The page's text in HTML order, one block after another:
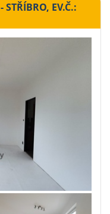
- STŘÍBRO, EV.Č.: